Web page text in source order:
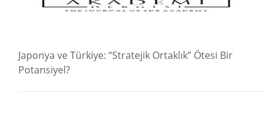
Japonya ve Türkiye: “Stratejik Ortaklık” Ötesi Bir
Potansiyel?